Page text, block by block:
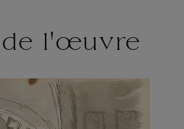
de l'œuvre